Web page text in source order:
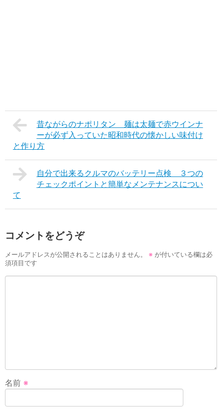
昔ながらのナポリタン 麺は太麺で赤ウインナ
ーが必ず入っていた昭和時代の懐かしい味付け
と作り方
自分で出来るクルマのバッテリー点検 ３つの
チェックポイントと簡単なメンテナンスについ
て
コメントをどうぞ
メールアドレスが公開されることはありません。 ※ が付いている欄は必
須項目です
名前 ※